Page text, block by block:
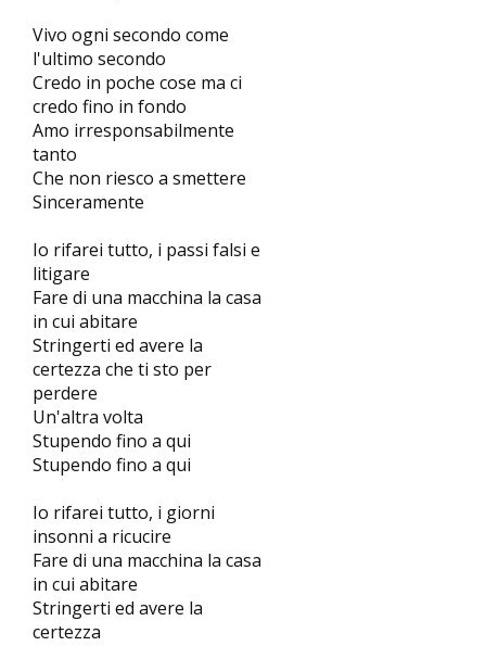
Vivo ogni secondo come
l'ultimo secondo
Credo in poche cose ma ci
credo fino in fondo
Amo irresponsabilmente
tanto
Che non riesco a smettere
Sinceramente
Io rifarei tutto, i passi falsi e
litigare
Fare di una macchina la casa
in cui abitare
Stringerti ed avere la
certezza che ti sto per
perdere
Un'altra volta
Stupendo fino a qui
Stupendo fino a qui
Io rifarei tutto, i giorni
insonni a ricucire
Fare di una macchina la casa
in cui abitare
Stringerti ed avere la
certezza